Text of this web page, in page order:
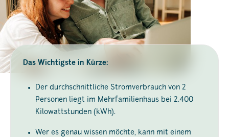
Das Wichtigste in Kürze:
Der durchschnittliche Stromverbrauch von 2
Personen liegt im Mehrfamilienhaus bei 2.400
Kilowattstunden (kWh).
Wer es genau wissen möchte, kann mit einem